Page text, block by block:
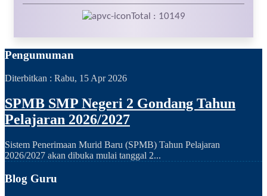
Total : 10149
Pengumuman
Diterbitkan : Rabu, 15 Apr 2026
SPMB SMP Negeri 2 Gondang Tahun
Pelajaran 2026/2027
Sistem Penerimaan Murid Baru (SPMB) Tahun Pelajaran
2026/2027 akan dibuka mulai tanggal 2...
Blog Guru